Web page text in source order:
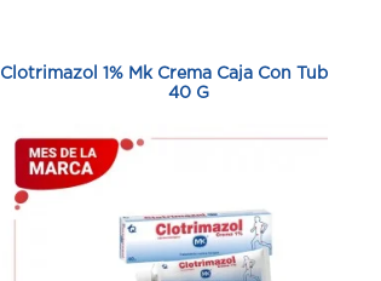
Clotrimazol 1% Mk Crema Caja Con Tubo Con
40 G